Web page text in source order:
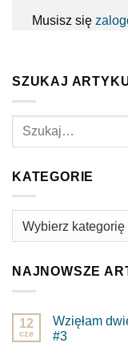
Musisz się
SZUKAJ
KATEGORIE
Kategorie
NAJNOWSZE
12
cze
Wzięłam
#3